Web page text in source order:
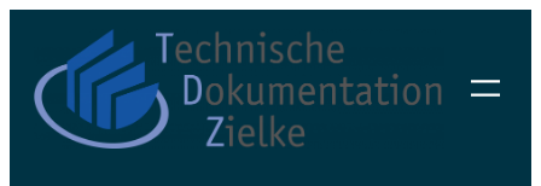
Inhalt
springen